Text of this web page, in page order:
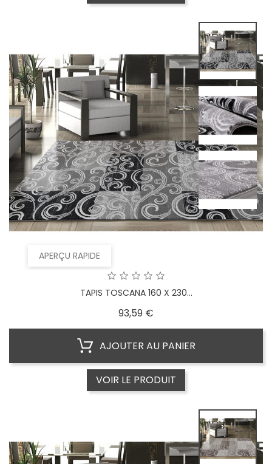
APERÇU RAPIDE
TAPIS TOSCANA 160 X 230...
93,59 €
AJOUTER AU PANIER
VOIR LE PRODUIT